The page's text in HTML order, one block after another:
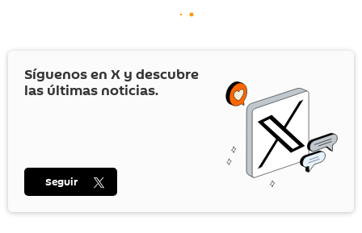
Síguenos en X y descubre
las últimas noticias.
Seguir